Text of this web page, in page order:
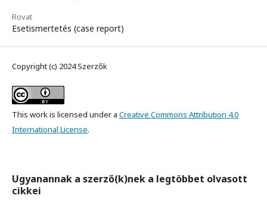
Rovat
Esetismertetés (case report)
Copyright (c) 2024 Szerzők
This work is licensed under a Creative Commons Attribution 4.0
International License.
Ugyanannak a szerző(k)nek a legtöbbet olvasott
cikkei